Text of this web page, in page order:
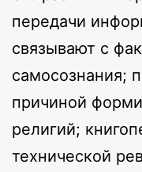
передачи
связывают с
самосознания;
причиной
религий;
технической